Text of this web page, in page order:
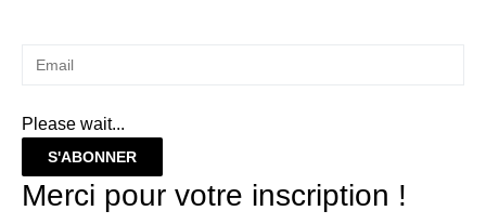
Please wait...
S'ABONNER
Merci pour votre inscription !